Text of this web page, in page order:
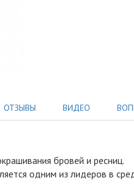
ОТЗЫВЫ ВИДЕО
бровей и ресниц.
одним из лидеров в